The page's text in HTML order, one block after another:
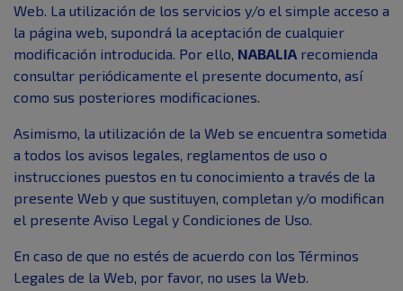
Web. La utilización de los servicios y/o el simple acceso a
la página web, supondrá la aceptación de cualquier
modificación introducida. Por ello, NABALIA recomienda
consultar periódicamente el presente documento, así
como sus posteriores modificaciones.
Asimismo, la utilización de la Web se encuentra sometida
a todos los avisos legales, reglamentos de uso o
instrucciones puestos en tu conocimiento a través de la
presente Web y que sustituyen, completan y/o modifican
el presente Aviso Legal y Condiciones de Uso.
En caso de que no estés de acuerdo con los Términos
Legales de la Web, por favor, no uses la Web.